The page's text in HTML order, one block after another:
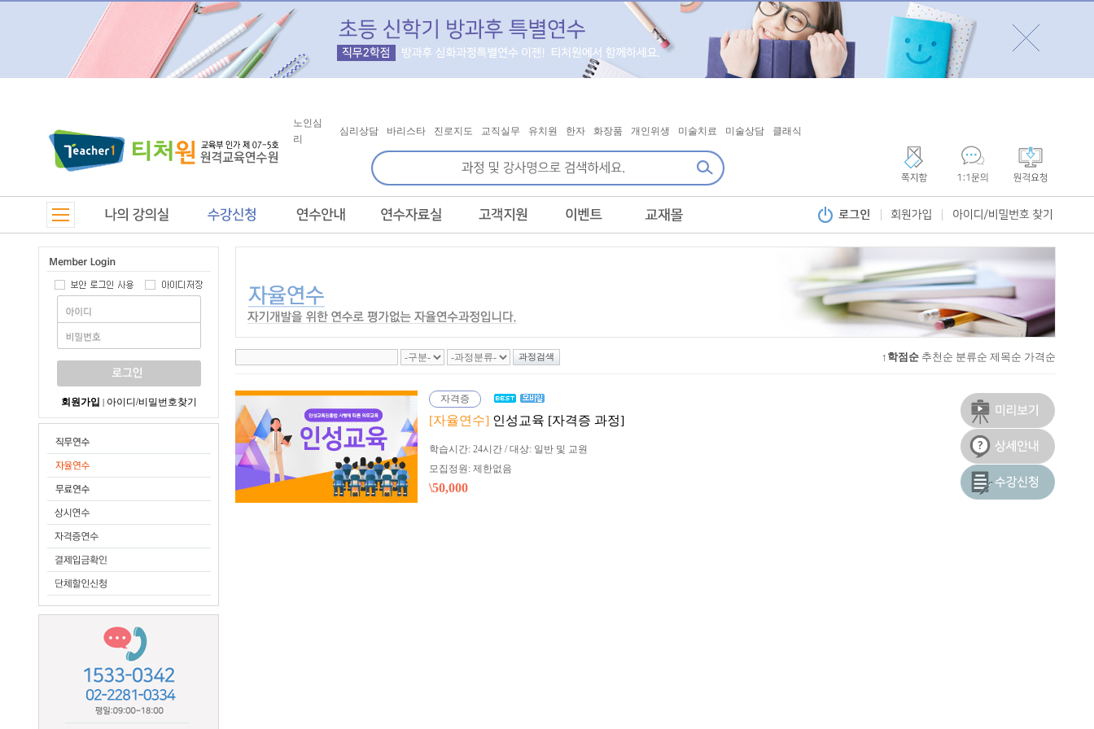
노인심
리
심리상담 바리스타 진로지도 교직실무 유치원 한자 화장품 개인위생 미술치료 미술상담 클래식
회원가입 아이디/비밀번호찾기
↑학점순 추천순 분류순 제목순 가격순
자격증
[자율연수] 인성교육 [자격증 과정]
학습시간: 24시간 / 대상: 일반 및 교원
모집정원: 제한없음
\50,000